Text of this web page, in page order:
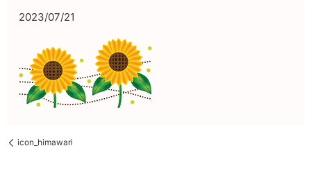
2023/07/21
icon_himawari